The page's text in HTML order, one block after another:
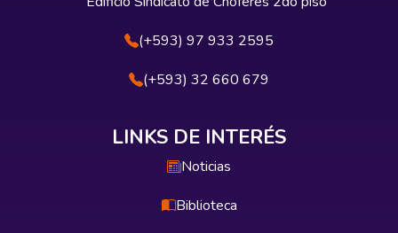
(+593) 97 933 2595
(+593) 32 660 679
LINKS DE INTERÉS
Noticias
Biblioteca